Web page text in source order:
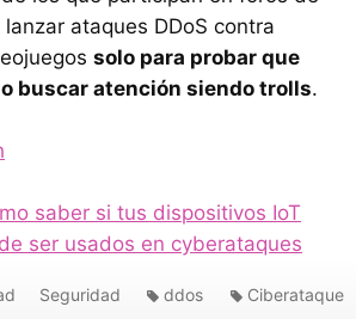
ataques DDoS contra
solo para probar que
buscar atención siendo trolls.
saber si tus dispositivos IoT
ser usados en cyberataques
Seguridad ddos Ciberataque